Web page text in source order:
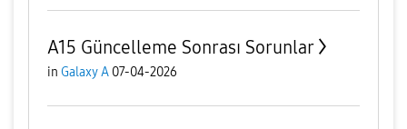
A15 Güncelleme Sonrası Sorunlar
in Galaxy A 07-04-2026